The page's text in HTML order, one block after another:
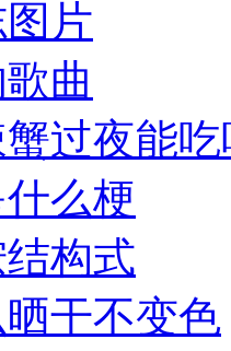
片
曲
过夜能吃
么梗
构式
干不变色